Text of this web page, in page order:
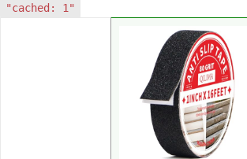
"cached: 1"